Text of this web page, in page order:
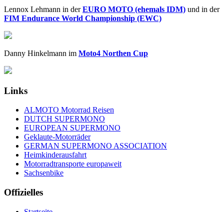
Lennox Lehmann in derEURO MOTO (ehemals IDM) und in der
FIM Endurance World Championship (EWC)
Danny Hinkelmann im Moto4 Northen Cup
Links
ALMOTO Motorrad Reisen
DUTCH SUPERMONO
EUROPEAN SUPERMONO
Geklaute-Motorräder
GERMAN SUPERMONO ASSOCIATION
Heimkinderausfahrt
Motorradtransporte europaweit
Sachsenbike
Offizielles